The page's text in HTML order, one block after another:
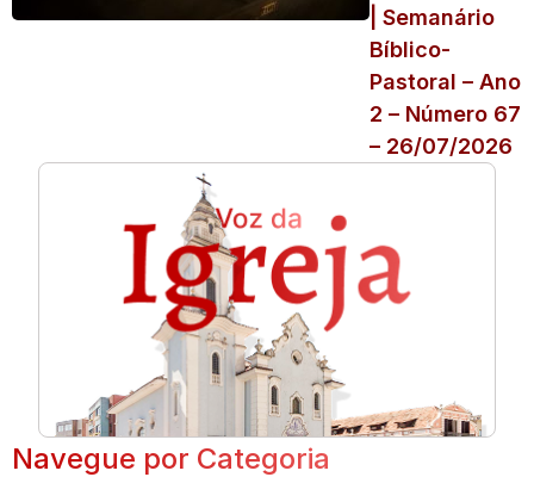
| Semanário
Bíblico-
Pastoral – Ano
2 – Número 67
– 26/07/2026
Navegue por Categoria